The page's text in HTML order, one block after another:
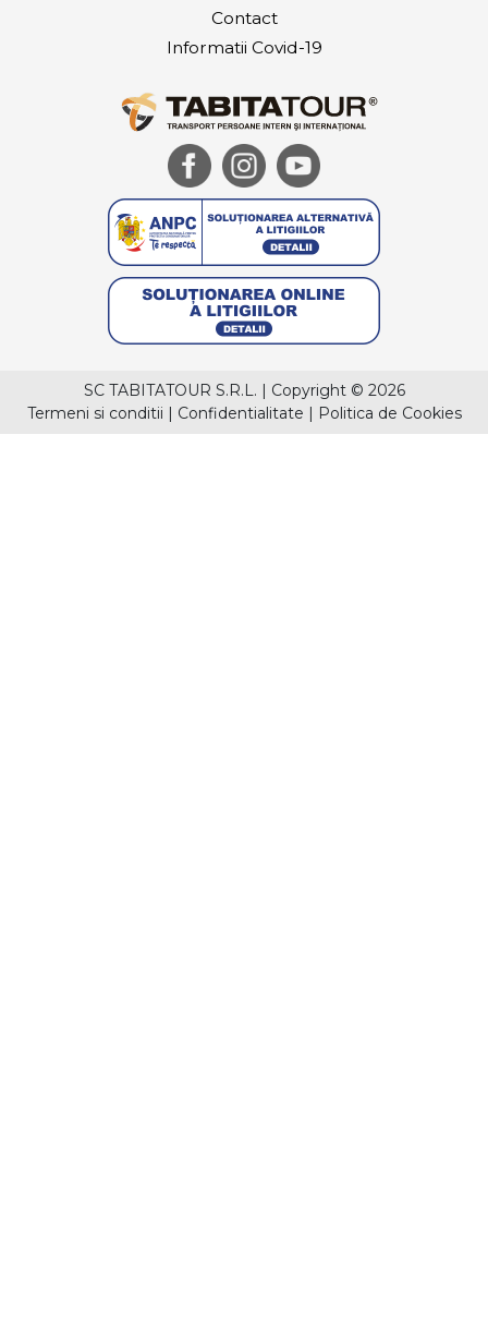
Contact
Informatii Covid-19
SC TABITATOUR S.R.L. | Copyright © 2026
Termeni si conditii | Confidentialitate | Politica de Cookies